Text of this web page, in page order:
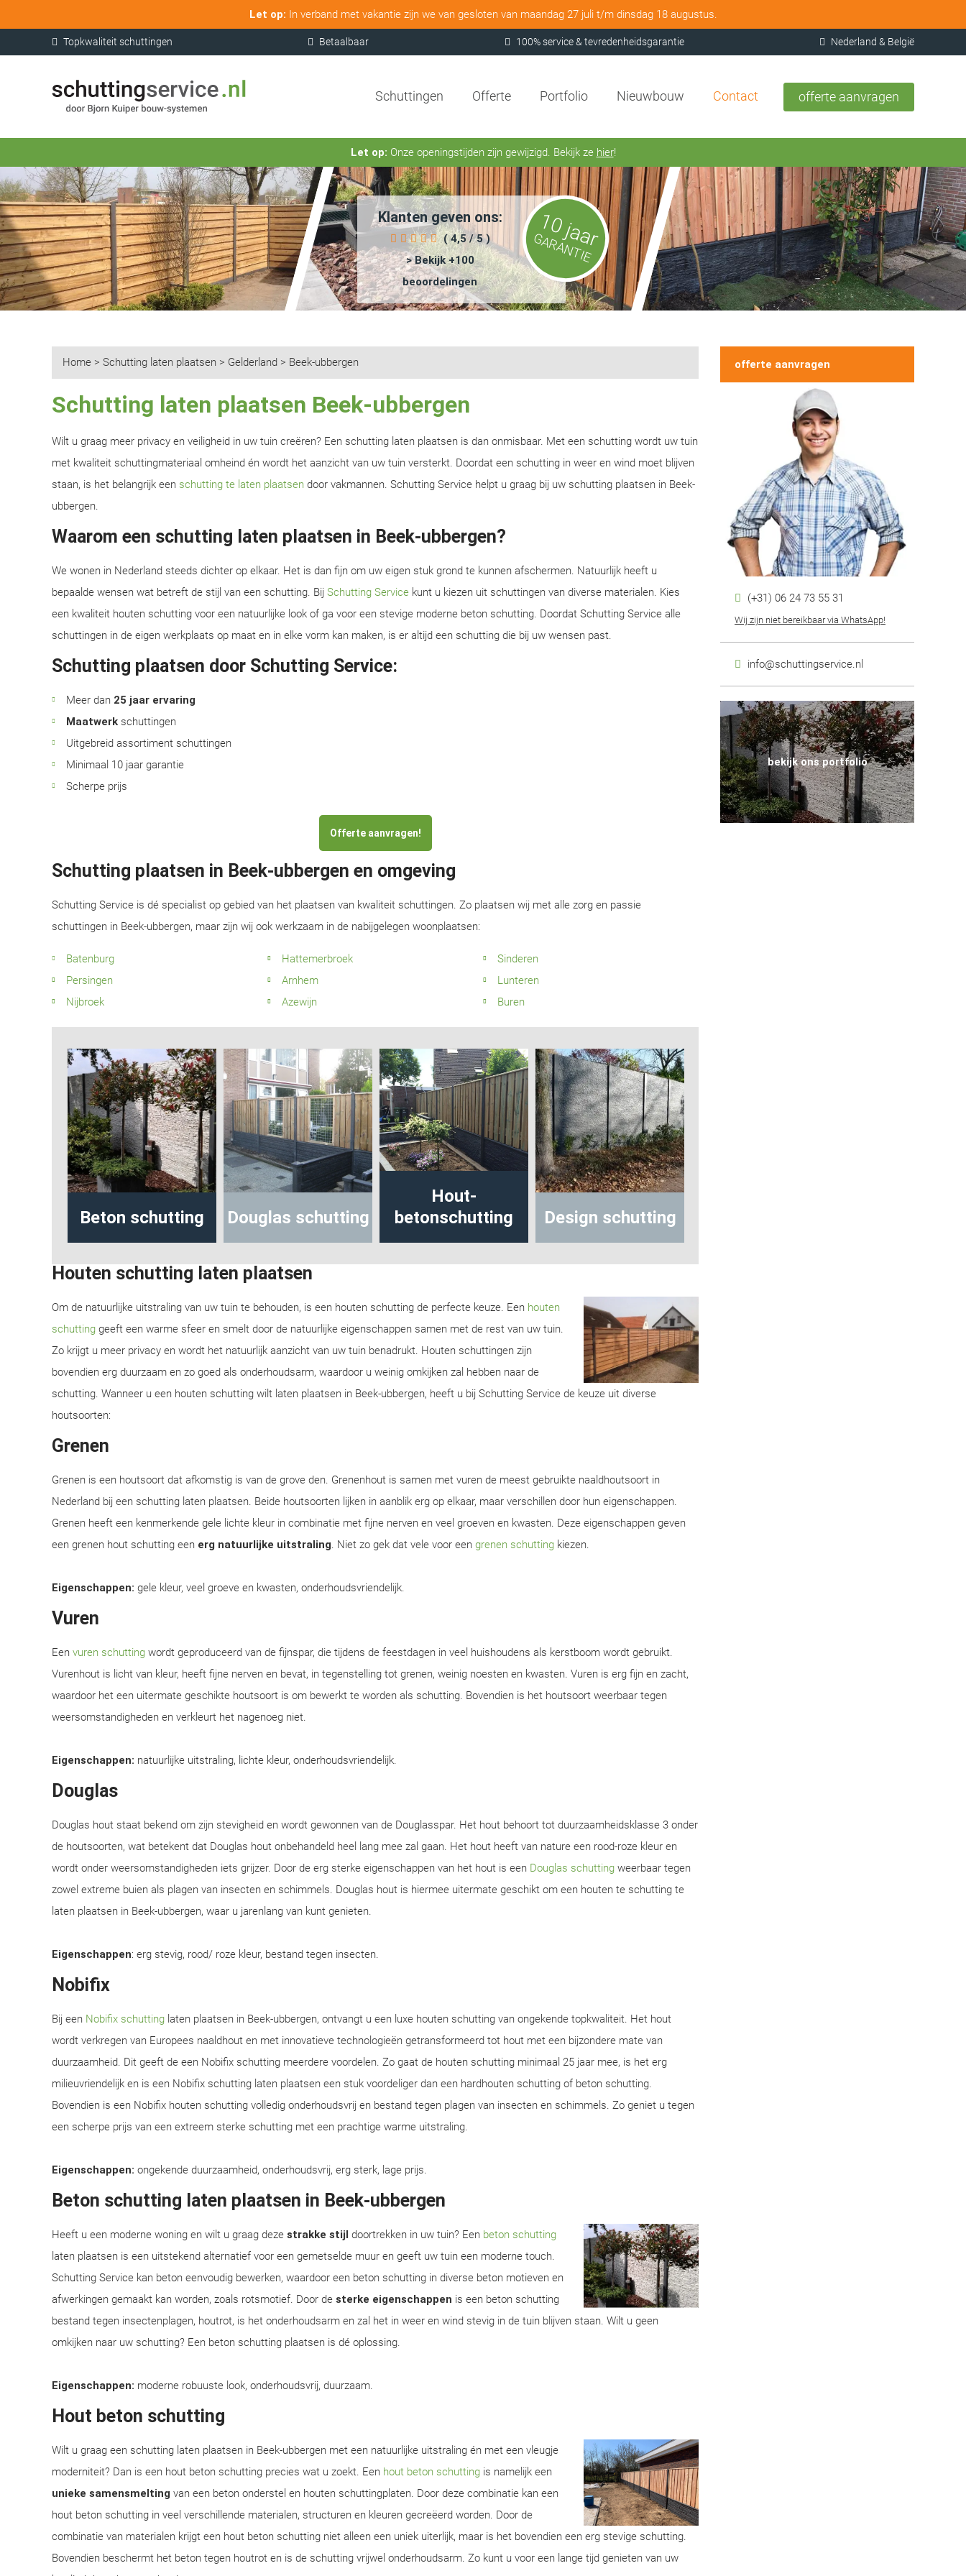
Let op: In verband met vakantie zijn we van gesloten van maandag 27 juli t/m dinsdag 18 augustus.
Topkwaliteit schuttingen Betaalbaar 100% service & tevredenheidsgarantie Nederland & België
Schuttingen Offerte Portfolio Nieuwbouw Contact offerte aanvragen
Let op: Onze openingstijden zijn gewijzigd. Bekijk ze hier!
Klanten geven ons:
( 4,5 / 5 )
> Bekijk +100
beoordelingen
10 jaar
GARANTIE
Home > Schutting laten plaatsen > Gelderland > Beek-ubbergen
Schutting laten plaatsen Beek-ubbergen
Wilt u graag meer privacy en veiligheid in uw tuin creëren? Een schutting laten plaatsen is dan onmisbaar. Met een schutting wordt uw tuin
met kwaliteit schuttingmateriaal omheind én wordt het aanzicht van uw tuin versterkt. Doordat een schutting in weer en wind moet blijven
staan, is het belangrijk een schutting te laten plaatsen door vakmannen. Schutting Service helpt u graag bij uw schutting plaatsen in Beek-
ubbergen.
Waarom een schutting laten plaatsen in Beek-ubbergen?
We wonen in Nederland steeds dichter op elkaar. Het is dan fijn om uw eigen stuk grond te kunnen afschermen. Natuurlijk heeft u
bepaalde wensen wat betreft de stijl van een schutting. Bij Schutting Service kunt u kiezen uit schuttingen van diverse materialen. Kies
een kwaliteit houten schutting voor een natuurlijke look of ga voor een stevige moderne beton schutting. Doordat Schutting Service alle
schuttingen in de eigen werkplaats op maat en in elke vorm kan maken, is er altijd een schutting die bij uw wensen past.
Schutting plaatsen door Schutting Service:
Meer dan 25 jaar ervaring
Maatwerk schuttingen
Uitgebreid assortiment schuttingen
Minimaal 10 jaar garantie
Scherpe prijs
Offerte aanvragen!
Schutting plaatsen in Beek-ubbergen en omgeving
Schutting Service is dé specialist op gebied van het plaatsen van kwaliteit schuttingen. Zo plaatsen wij met alle zorg en passie
schuttingen in Beek-ubbergen, maar zijn wij ook werkzaam in de nabijgelegen woonplaatsen:
Batenburg Hattemerbroek
Sinderen
Persingen
Arnhem
Lunteren
Nijbroek
Azewijn Buren
schutting Douglas schutting
Hout-
betonschutting
Design schutting
Houten schutting laten plaatsen
Om de natuurlijke uitstraling van uw tuin te behouden, is een houten schutting de perfecte keuze. Een houten
schutting geeft een warme sfeer en smelt door de natuurlijke eigenschappen samen met de rest van uw tuin.
Zo krijgt u meer privacy en wordt het natuurlijk aanzicht van uw tuin benadrukt. Houten schuttingen zijn
bovendien erg duurzaam en zo goed als onderhoudsarm, waardoor u weinig omkijken zal hebben naar de
schutting. Wanneer u een houten schutting wilt laten plaatsen in Beek-ubbergen, heeft u bij Schutting Service de keuze uit diverse
houtsoorten:
Grenen
Grenen is een houtsoort dat afkomstig is van de grove den. Grenenhout is samen met vuren de meest gebruikte naaldhoutsoort in
Nederland bij een schutting laten plaatsen. Beide houtsoorten lijken in aanblik erg op elkaar, maar verschillen door hun eigenschappen.
Grenen heeft een kenmerkende gele lichte kleur in combinatie met fijne nerven en veel groeven en kwasten. Deze eigenschappen geven
een grenen hout schutting een erg natuurlijke uitstraling. Niet zo gek dat vele voor een grenen schutting kiezen.
Eigenschappen: gele kleur, veel groeve en kwasten, onderhoudsvriendelijk.
Vuren
Een vuren schutting wordt geproduceerd van de fijnspar, die tijdens de feestdagen in veel huishoudens als kerstboom wordt gebruikt.
Vurenhout is licht van kleur, heeft fijne nerven en bevat, in tegenstelling tot grenen, weinig noesten en kwasten. Vuren is erg fijn en zacht,
waardoor het een uitermate geschikte houtsoort is om bewerkt te worden als schutting. Bovendien is het houtsoort weerbaar tegen
weersomstandigheden en verkleurt het nagenoeg niet.
Eigenschappen: natuurlijke uitstraling, lichte kleur, onderhoudsvriendelijk.
Douglas
Douglas hout staat bekend om zijn stevigheid en wordt gewonnen van de Douglasspar. Het hout behoort tot duurzaamheidsklasse 3 onder
de houtsoorten, wat betekent dat Douglas hout onbehandeld heel lang mee zal gaan. Het hout heeft van nature een rood-roze kleur en
wordt onder weersomstandigheden iets grijzer. Door de erg sterke eigenschappen van het hout is een Douglas schutting weerbaar tegen
zowel extreme buien als plagen van insecten en schimmels. Douglas hout is hiermee uitermate geschikt om een houten te schutting te
laten plaatsen in Beek-ubbergen, waar u jarenlang van kunt genieten.
Eigenschappen: erg stevig, rood/ roze kleur, bestand tegen insecten.
Nobifix
Bij een Nobifix schutting laten plaatsen in Beek-ubbergen, ontvangt u een luxe houten schutting van ongekende topkwaliteit. Het hout
wordt verkregen van Europees naaldhout en met innovatieve technologieën getransformeerd tot hout met een bijzondere mate van
duurzaamheid. Dit geeft de een Nobifix schutting meerdere voordelen. Zo gaat de houten schutting minimaal 25 jaar mee, is het erg
milieuvriendelijk en is een Nobifix schutting laten plaatsen een stuk voordeliger dan een hardhouten schutting of beton schutting.
Bovendien is een Nobifix houten schutting volledig onderhoudsvrij en bestand tegen plagen van insecten en schimmels. Zo geniet u tegen
een scherpe prijs van een extreem sterke schutting met een prachtige warme uitstraling.
Eigenschappen: ongekende duurzaamheid, onderhoudsvrij, erg sterk, lage prijs.
Beton schutting laten plaatsen in Beek-ubbergen
Heeft u een moderne woning en wilt u graag deze strakke stijl doortrekken in uw tuin? Een beton schutting
laten plaatsen is een uitstekend alternatief voor een gemetselde muur en geeft uw tuin een moderne touch.
Schutting Service kan beton eenvoudig bewerken, waardoor een beton schutting in diverse beton motieven en
afwerkingen gemaakt kan worden, zoals rotsmotief. Door de sterke eigenschappen is een beton schutting
bestand tegen insectenplagen, houtrot, is het onderhoudsarm en zal het in weer en wind stevig in de tuin blijven staan. Wilt u geen
omkijken naar uw schutting? Een beton schutting plaatsen is dé oplossing.
Eigenschappen: moderne robuuste look, onderhoudsvrij, duurzaam.
Hout beton schutting
Wilt u graag een schutting laten plaatsen in Beek-ubbergen met een natuurlijke uitstraling én met een vleugje
moderniteit? Dan is een hout beton schutting precies wat u zoekt. Een hout beton schutting is namelijk een
unieke samensmelting van een beton onderstel en houten schuttingplaten. Door deze combinatie kan een
hout beton schutting in veel verschillende materialen, structuren en kleuren gecreëerd worden. Door de
combinatie van materialen krijgt een hout beton schutting niet alleen een uniek uiterlijk, maar is het bovendien een erg stevige schutting.
Bovendien beschermt het beton tegen houtrot en is de schutting vrijwel onderhoudsarm. Zo kunt u voor een lange tijd genieten van uw
offerte aanvragen
(+31) 06 24 73 55 31
Wij zijn niet bereikbaar via WhatsApp!
info@schuttingservice.nl
bekijk ons portfolio